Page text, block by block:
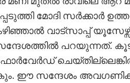
മോദി സര്‍ക്കാര്‍
വാട്സാപ്പ്
പറയുന്നത്.
ഫോര്‍വേര്‍ഡ്
ഈ സന്ദേശം